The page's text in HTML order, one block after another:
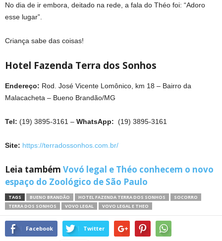
No dia de ir embora, deitado na rede, a fala do Théo foi: “Adoro
esse lugar”.
Criança sabe das coisas!
Hotel Fazenda Terra dos Sonhos
Endereço: Rod. José Vicente Lomônico, km 18 – Bairro da
Malacacheta – Bueno Brandão/MG
Tel: (19) 3895-3161 – WhatsApp: (19) 3895-3161
Site: https://terradossonhos.com.br/
Leia também Vovó legal e Théo conhecem o novo
espaço do Zoológico de São Paulo
TAGS BUENO BRANDÃO HOTEL FAZENDA TERRA DOS SONHOS
SOCORRO
TERRA DOS SONHOS
VOVO LEGAL VOVO LEGAL E THEO
Facebook Twitter